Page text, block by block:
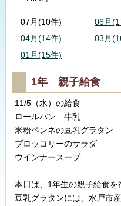
07月(10件) 06月
04月(14件)
03月
01月(15件)
1年 親子給食
11/5（水）の給食
ロールパン 牛乳
米粉ペンネの豆乳グラタン
ブロッコリーのサラダ
ウインナースープ
本日は、1年生の親子給食を
豆乳グラタンには、水戸市